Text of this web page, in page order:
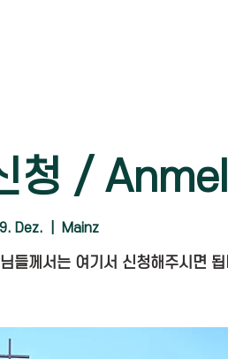
청 /
Dez. Mainz